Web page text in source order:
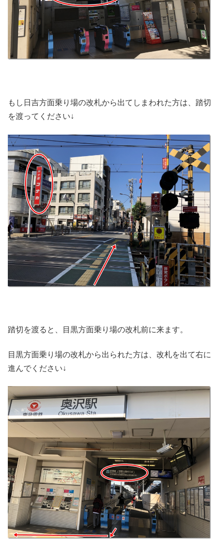
もし日吉方面乗り場の改札から出てしまわれた方は、踏切
を渡ってください↓
踏切を渡ると、目黒方面乗り場の改札前に来ます。
目黒方面乗り場の改札から出られた方は、改札を出て右に
進んでください↓